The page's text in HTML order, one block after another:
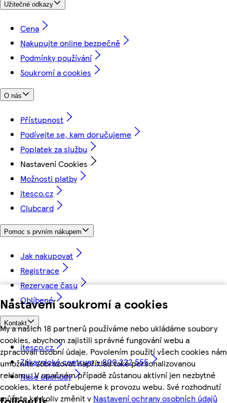
Nastavení soukromí a cookies
My a našich 18 partnerů používáme nebo ukládáme soubory
cookies, abychom zajistili správné fungování webu a
zpracovali osobní údaje. Povolením použití všech cookies nám
umožníte zobrazovat například také personalizovanou
reklamu. V opačném případě zůstanou aktivní jen nezbytné
cookies, které potřebujeme k provozu webu. Své rozhodnutí
můžete kdykoliv změnit v Nastavení ochrany osobních údajů
Užitečné odkazy
Cena
Nakupujte online bezpečně
Podmínky používání
Soukromí a cookies
O nás
Přístupnost
Podívejte se, kam doručujeme
Poplatek za službu
Nastavení Cookies
Možnosti platby
itesco.cz
Clubcard
Pomoc s prvním nákupem
Jak nakupovat
Registrace
Rezervace času
Oblíbené
Kontakt
itesco.cz
Zákaznické centrum - 800 222 555
Naše obchody